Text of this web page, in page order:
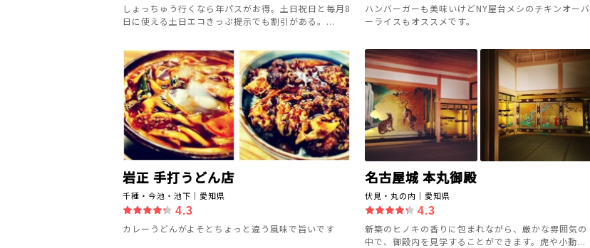
しょっちゅう行くなら年パスがお得。土日祝日と毎月8
日に使える土日エコきっぷ提示でも割引がある。...
ハンバーガーも美味いけどNY屋台メシのチキンオーバ
ーライスもオススメです。
岩正 手打うどん店
千種・今池・池下｜愛知県
4.3
カレーうどんがよそとちょっと違う風味で旨いです
名古屋城 本丸御殿
伏見・丸の内｜愛知県
4.3
新築のヒノキの香りに包まれながら、厳かな雰囲気の
中で、御殿内を見学することができます。虎や小動...